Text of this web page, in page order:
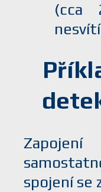
(cca
nesvítí
spojení se